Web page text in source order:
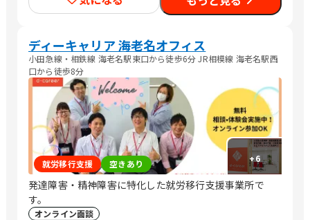
ディーキャリア 海老名オフィス
小田急線・相鉄線 海老名駅東口から徒歩6分 JR相模線 海老名駅西
口から徒歩8分
+6
就労移行支援 空きあり
発達障害・精神障害に特化した就労移行支援事業所で
す。
オンライン面談